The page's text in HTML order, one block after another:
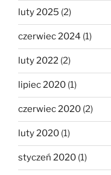
luty 2025 (2)
czerwiec 2024 (1)
luty 2022 (2)
lipiec 2020 (1)
czerwiec 2020 (2)
luty 2020 (1)
styczeń 2020 (1)